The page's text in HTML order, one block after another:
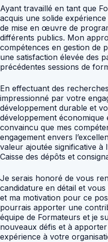
Ayant travaillé en tant que
acquis une solide
de mise en œuvre de
différents publics. Mon
compétences en gestion de
une satisfaction élevée des
précédentes sessions de
En effectuant des
impressionné par votre
développement durable et
développement économique
convaincu que mes
engagement envers
valeur ajoutée significative à
Caisse des dépôts et
Je serais honoré de vous
candidature en détail et
et ma motivation pour ce
pourrais apporter une
équipe de Formateurs et je
nouveaux défis et à
expérience à votre